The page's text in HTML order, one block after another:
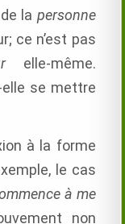
la personne
ce n’est pas
elle-même.
se mettre
à la forme
le cas
à me
non